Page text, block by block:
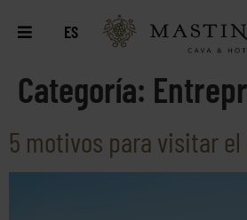
ES
Categoría:
5 motivos para visitar el